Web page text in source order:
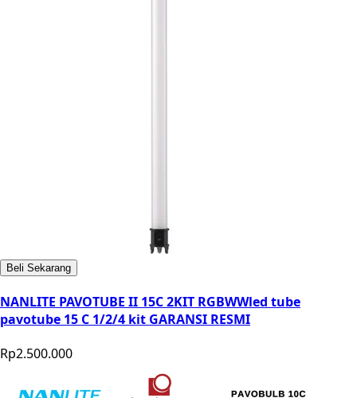
Beli Sekarang
NANLITE PAVOTUBE II 15C 2KIT RGBWWled tube
pavotube 15 C 1/2/4 kit GARANSI RESMI
Rp2.500.000